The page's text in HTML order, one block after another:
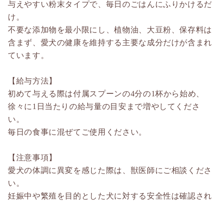
与えやすい粉末タイプで、毎日のごはんにふりかけるだ
け。
不要な添加物を最小限にし、植物油、大豆粉、保存料は
含まず、愛犬の健康を維持する主要な成分だけが含まれ
ています。
【給与方法】
初めて与える際は付属スプーンの4分の1杯から始め、
徐々に1日当たりの給与量の目安まで増やしてくださ
い。
毎日の食事に混ぜてご使用ください。
【注意事項】
愛犬の体調に異変を感じた際は、獣医師にご相談くださ
い。
妊娠中や繁殖を目的とした犬に対する安全性は確認され